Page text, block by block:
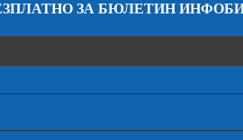
ЗА БЮЛЕТИН